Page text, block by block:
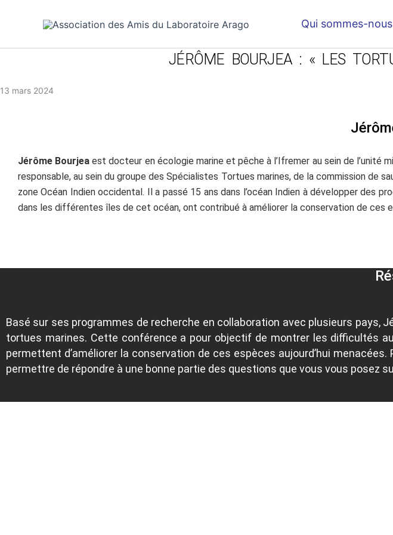
Qui sommes-
JÉRÔME BOURJEA : « LES
13 mars 2024
Jérôme Bourjea est docteur en écologie marine et pêche à l’Ifremer au sein de l’unité
responsable, au sein du groupe des Spécialistes Tortues marines, de la commission de
zone Océan Indien occidental. Il a passé 15 ans dans l’océan Indien à développer des
dans les différentes îles de cet océan, ont contribué à améliorer la conservation de ces
Basé sur ses programmes de recherche en collaboration avec plusieurs pays,
tortues marines. Cette conférence a pour objectif de montrer les difficultés
permettent d’améliorer la conservation de ces espèces aujourd’hui
permettre de répondre à une bonne partie des questions que vous vous posez